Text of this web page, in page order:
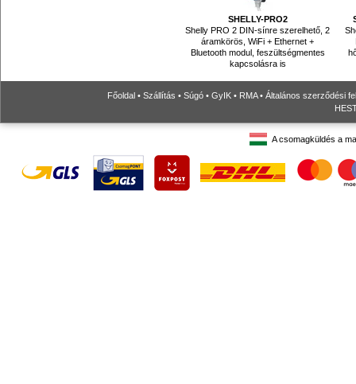
SHELLY-PRO2
Shelly PRO 2 DIN-sínre szerelhető, 2
áramkörös, WiFi + Ethernet +
Bluetooth modul, feszültségmentes
kapcsolásra is
Főoldal • Szállítás • Súgó • GyIK • RMA• Általános szerződési
A csomagküldés a